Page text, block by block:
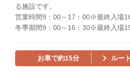
る施設です。
営業時間9：00～17：00※最終入場
冬季期間9：00～16：30※最終入場
お車で約15分 ルー